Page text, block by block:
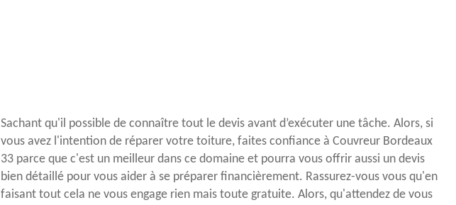
Sachant qu'il possible de connaître tout le devis avant d’exécuter une tâche. Alors, si
vous avez l'intention de réparer votre toiture, faites confiance à Couvreur Bordeaux
33 parce que c'est un meilleur dans ce domaine et pourra vous offrir aussi un devis
bien détaillé pour vous aider à se préparer financièrement. Rassurez-vous vous qu'en
faisant tout cela ne vous engage rien mais toute gratuite. Alors, qu'attendez de vous